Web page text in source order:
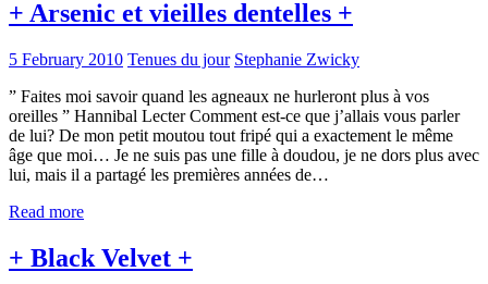
+ Arsenic et vieilles dentelles +
5 February 2010 Tenues du jour Stephanie Zwicky
” Faites moi savoir quand les agneaux ne hurleront plus à vos
oreilles ” Hannibal Lecter Comment est-ce que j’allais vous parler
de lui? De mon petit moutou tout fripé qui a exactement le même
âge que moi… Je ne suis pas une fille à doudou, je ne dors plus avec
lui, mais il a partagé les premières années de…
Read more
+ Black Velvet +